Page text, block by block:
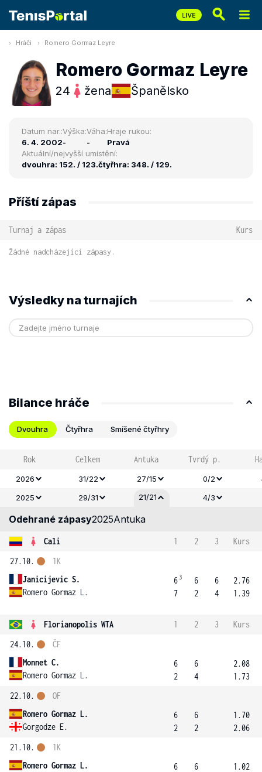
Hráči Romero Gormaz Leyre
Romero Gormaz Leyre
24 žena Španělsko
Datum nar.:
6. 4. 2002
Výška:
-
Váha:
-
Hraje rukou:
Pravá
Aktuální/nejvyšší umístění:
dvouhra: 152. / 123.čtyřhra: 348. / 129.
Příští zápas
Turnaj a zápas Kurs
Žádné nadcházející zápasy.
Výsledky na turnajích
Bilance hráče
Dvouhra Čtyřhra Smíšené čtyřhry
Rok Celkem Antuka Tvrdý p.
2026 31/22 27/15 0/2
2025
29/31 21/21 4/3
Odehrané zápasy2025Antuka
Cali 1 2 3
Kurs
27.10.
Janicijevic S.
Romero Gormaz L.
1K
6 3
7
6
2
6
4
2.76
1.39
Florianopolis WTA 1 2 3
Kurs
24.10.
Monnet C.
Romero Gormaz L.
ČF
6
2
6
4
2.08
1.73
22.10.
Romero Gormaz L.
Gorgodze E.
OF
6
2
6
2
1.70
2.06
21.10.
Romero Gormaz L.
1K
6
6
1.02